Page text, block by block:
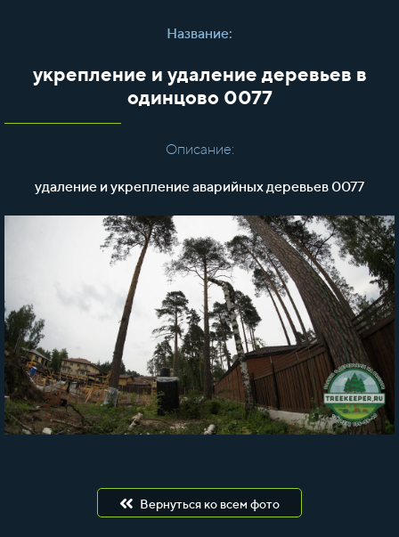
Название:
укрепление и удаление деревьев в
одинцово 0077
Описание:
удаление и укрепление аварийных деревьев 0077
Вернуться ко всем фото